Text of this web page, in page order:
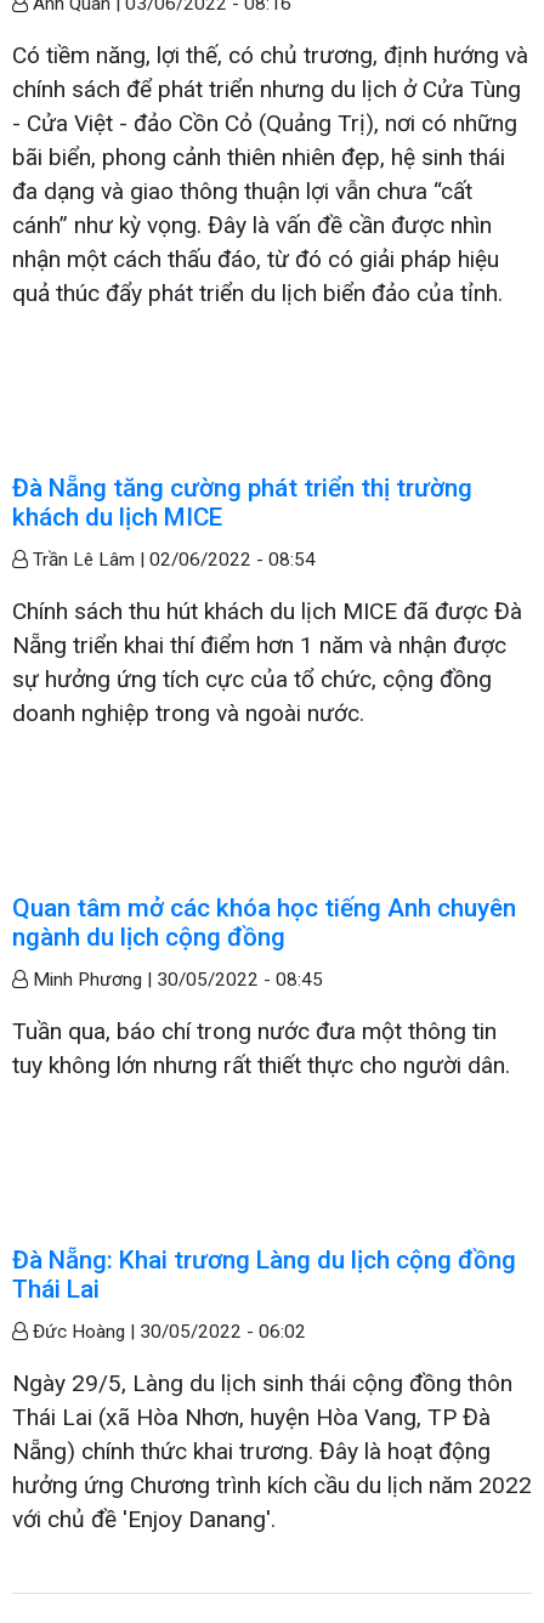
Có tiềm năng, lợi thế, có chủ trương, định hướng và
chính sách để phát triển nhưng du lịch ở Cửa Tùng
- Cửa Việt - đảo Cồn Cỏ (Quảng Trị), nơi có những
bãi biển, phong cảnh thiên nhiên đẹp, hệ sinh thái
đa dạng và giao thông thuận lợi vẫn chưa “cất
cánh” như kỳ vọng. Đây là vấn đề cần được nhìn
nhận một cách thấu đáo, từ đó có giải pháp hiệu
quả thúc đẩy phát triển du lịch biển đảo của tỉnh.
Đà Nẵng tăng cường phát triển thị trường
khách du lịch MICE
Trần Lê Lâm | 02/06/2022 - 08:54
Chính sách thu hút khách du lịch MICE đã được Đà
Nẵng triển khai thí điểm hơn 1 năm và nhận được
sự hưởng ứng tích cực của tổ chức, cộng đồng
doanh nghiệp trong và ngoài nước.
Quan tâm mở các khóa học tiếng Anh chuyên
ngành du lịch cộng đồng
Minh Phương | 30/05/2022 - 08:45
Tuần qua, báo chí trong nước đưa một thông tin
tuy không lớn nhưng rất thiết thực cho người dân.
Đà Nẵng: Khai trương Làng du lịch cộng đồng
Thái Lai
Đức Hoàng | 30/05/2022 - 06:02
Ngày 29/5, Làng du lịch sinh thái cộng đồng thôn
Thái Lai (xã Hòa Nhơn, huyện Hòa Vang, TP Đà
Nẵng) chính thức khai trương. Đây là hoạt động
hưởng ứng Chương trình kích cầu du lịch năm 2022
với chủ đề 'Enjoy Danang'.